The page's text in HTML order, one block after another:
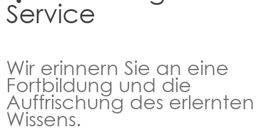
Service
Wir erinnern Sie an eine
Fortbildung und die
Auffrischung des erlernten
Wissens.